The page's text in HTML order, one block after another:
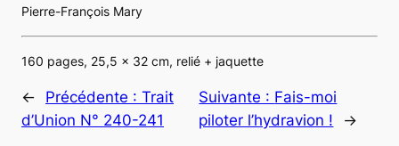
Pierre-François Mary
160 pages, 25,5 x 32 cm, relié + jaquette
← Précédente : Trait
d’Union N° 240-241
Suivante : Fais-moi
piloter l’hydravion !
→